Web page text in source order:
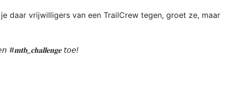
daar vrijwilligers van een TrailCrew tegen, groet ze, maar
#𝐦𝐭𝐛_𝐜𝐡𝐚𝐥𝐥𝐞𝐧𝐠𝐞 𝘵𝘰𝘦!